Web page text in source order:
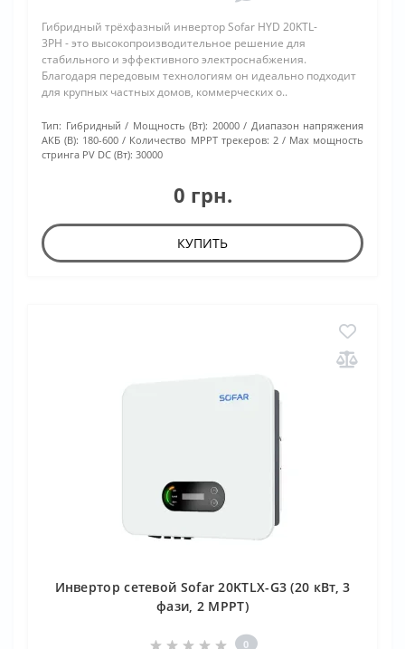
Гибридный трёхфазный инвертор Sofar HYD 20KTL-
3PH - это высокопроизводительное решение для
стабильного и эффективного электроснабжения.
Благодаря передовым технологиям он идеально подходит
для крупных частных домов, коммерческих о..
Тип: Гибридный Мощность (Вт): 20000
Диапазон напряжения
АКБ (В): 180-600 Количество МРРТ трекеров: 2
Max мощность
стринга PV DC (Вт): 30000
0 грн.
КУПИТЬ
Инвертор сетевой Sofar 20KTLX-G3 (20 кВт, 3
фази, 2 MPPT)
0